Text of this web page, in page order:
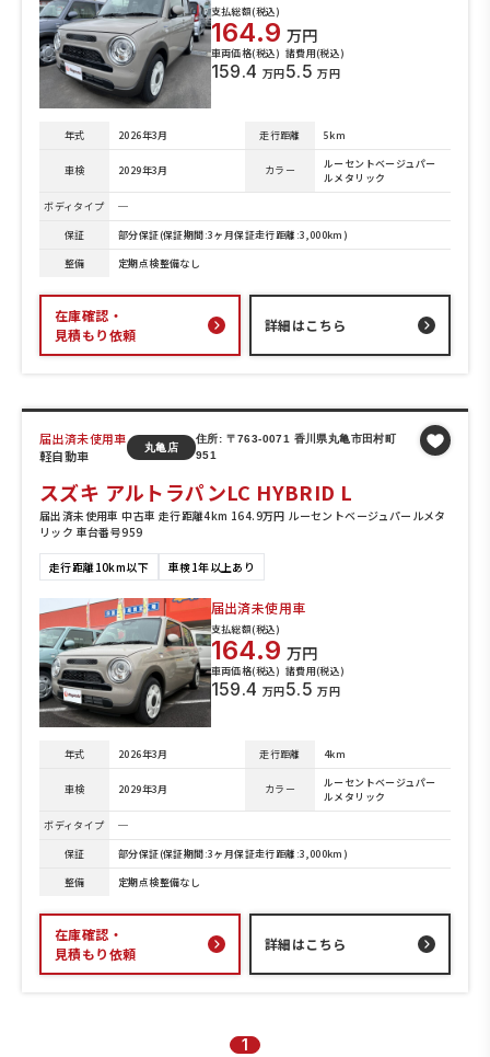
支払総額(税込)
164.9 万円
車両価格(税込)
159.4 万円
諸費用(税込)
5.5 万円
年式 2026年3月 走行距離 5km
車検 2029年3月 カラー
ルーセントベージュパー
ルメタリック
ボディタイプ
─
保証
部分保証(保証期間:3ヶ月保証走行距離:3,000km)
整備
定期点検整備なし
在庫確認・
見積もり依頼
詳細はこちら
届出済未使用車
軽自動車
丸亀店
住所: 〒763-0071 香川県丸亀市田村町
951
スズキ アルトラパンLC HYBRID L
届出済未使用車 中古車 走行距離4km 164.9万円 ルーセントベージュパールメタ
リック 車台番号959
走行距離10km以下 車検1年以上あり
届出済未使用車
支払総額(税込)
164.9 万円
車両価格(税込)
159.4 万円
諸費用(税込)
5.5 万円
年式 2026年3月 走行距離 4km
車検 2029年3月 カラー
ルーセントベージュパー
ルメタリック
ボディタイプ
─
保証
部分保証(保証期間:3ヶ月保証走行距離:3,000km)
整備
定期点検整備なし
在庫確認・
見積もり依頼
詳細はこちら
1